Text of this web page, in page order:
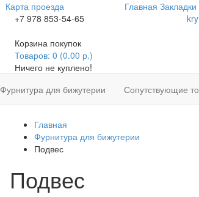
Карта проезда Главная
+7 978 853-54-65
Корзина покупок
Товаров: 0 (0.00 р.)
Ничего не куплено!
Фурнитура для бижутерии Сопутствующие
Главная
Фурнитура для бижутерии
Подвес
Подвес